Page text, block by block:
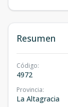
Resumen
Código:
4972
Provincia:
La Altagracia